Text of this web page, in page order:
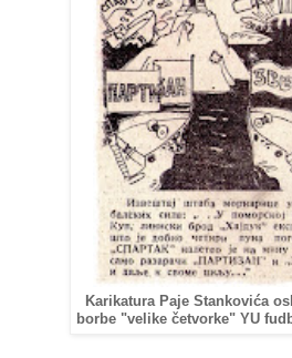
Karikatura Paje Stankovića
borbe "velike četvorke" YU